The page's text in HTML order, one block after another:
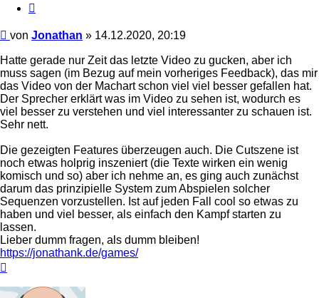
Beitrag
von Jonathan » 14.12.2020, 20:19
Hatte gerade nur Zeit das letzte Video zu gucken, aber ich
muss sagen (im Bezug auf mein vorheriges Feedback), das mir
das Video von der Machart schon viel viel besser gefallen hat.
Der Sprecher erklärt was im Video zu sehen ist, wodurch es
viel besser zu verstehen und viel interessanter zu schauen ist.
Sehr nett.
Die gezeigten Features überzeugen auch. Die Cutszene ist
noch etwas holprig inszeniert (die Texte wirken ein wenig
komisch und so) aber ich nehme an, es ging auch zunächst
darum das prinzipielle System zum Abspielen solcher
Sequenzen vorzustellen. Ist auf jeden Fall cool so etwas zu
haben und viel besser, als einfach den Kampf starten zu
lassen.
Lieber dumm fragen, als dumm bleiben!
https://jonathank.de/games/